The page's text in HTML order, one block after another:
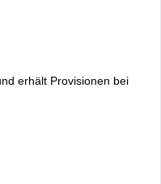
erhält Provisionen bei